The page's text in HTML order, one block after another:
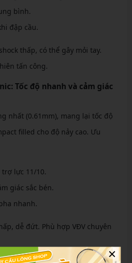
bình.
đập cầu.
thấp, có thể gây mỏi tay.
tấn công.
Tốc độ nhanh và cảm giác
nhất (0.61mm), mang lại tốc độ
filled cho độ nảy cao. Ưu
trợ lực 11/10.
giác sắc bén.
nhanh.
dễ đứt. Phù hợp VĐV chuyên
×